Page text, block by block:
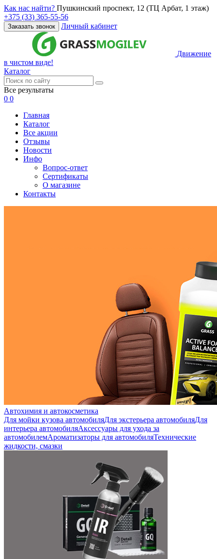
Как нас найти? Пушкинский проспект, 12 (ТЦ Арбат, 1 этаж)
+375 (33) 365-55-56
Заказать звонок Личный кабинет
Движение
в чистом виде!
Каталог
Все результаты
0 0
Главная
Каталог
Все акции
Отзывы
Новости
Инфо
Вопрос-ответ
Сертификаты
О магазине
Контакты
Автохимия и автокосметика
Для мойки кузова автомобиляДля экстерьера автомобиляДля
интерьера автомобиляАксессуары для ухода за
автомобилемАроматизаторы для автомобиляТехнические
жидкости, смазки